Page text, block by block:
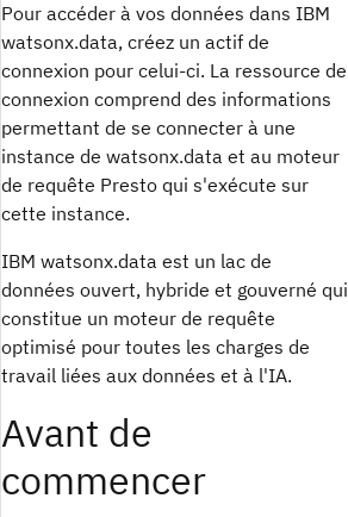
Pour accéder à vos données dans IBM
watsonx.data, créez un actif de
connexion pour celui-ci. La ressource de
connexion comprend des informations
permettant de se connecter à une
instance de watsonx.data et au moteur
de requête Presto qui s'exécute sur
cette instance.
IBM watsonx.data est un lac de
données ouvert, hybride et gouverné qui
constitue un moteur de requête
optimisé pour toutes les charges de
travail liées aux données et à l'IA.
Avant de
commencer